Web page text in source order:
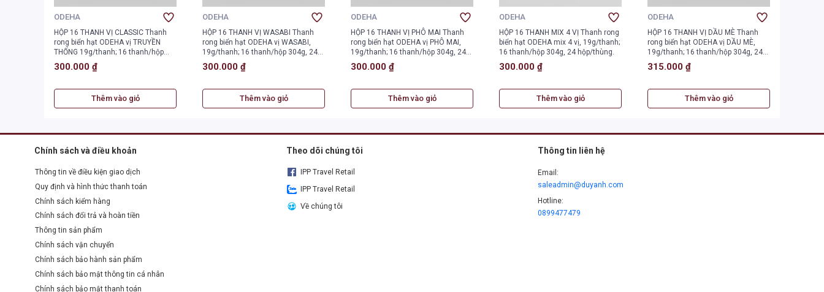
ODEHA
HỘP 16 THANH VỊ CLASSIC Thanh
rong biển hạt ODEHA vị TRUYỀN
THỐNG 19g/thanh; 16 thanh/hộp
304g, 24 hộp/thùng.
300.000 ₫
Thêm vào giỏ
ODEHA
HỘP 16 THANH VỊ WASABI Thanh
rong biển hạt ODEHA vị WASABI,
19g/thanh; 16 thanh/hộp 304g, 24
hộp/thùng.
300.000 ₫
Thêm vào giỏ
ODEHA
HỘP 16 THANH VỊ PHÔ MAI Thanh
rong biển hạt ODEHA vị PHÔ MAI,
19g/thanh; 16 thanh/hộp 304g, 24
hộp/thùng.
300.000 ₫
Thêm vào giỏ
ODEHA
HỘP 16 THANH MIX 4 VỊ Thanh rong
biển hạt ODEHA mix 4 vị, 19g/thanh;
16 thanh/hộp 304g, 24 hộp/thùng.
300.000 ₫
Thêm vào giỏ
ODEHA
HỘP 16 THANH VỊ DẦU MÈ Thanh
rong biển hạt ODEHA vị DẦU MÈ,
19g/thanh; 16 thanh/hộp 304g, 24
hộp/thùng.
315.000 ₫
Thêm vào giỏ
Chính sách và điều khoản
Thông tin về điều kiện giao dịch
Quy định và hình thức thanh toán
Chính sách kiểm hàng
Chính sách đổi trả và hoàn tiền
Thông tin sản phẩm
Chính sách vận chuyển
Chính sách bảo hành sản phẩm
Chính sách bảo mật thông tin cá nhân
Chính sách bảo mật thanh toán
Theo dõi chúng tôi
IPP Travel Retail
IPP Travel Retail
Về chúng tôi
Thông tin liên hệ
Email:
saleadmin@duyanh.com
Hotline:
0899477479